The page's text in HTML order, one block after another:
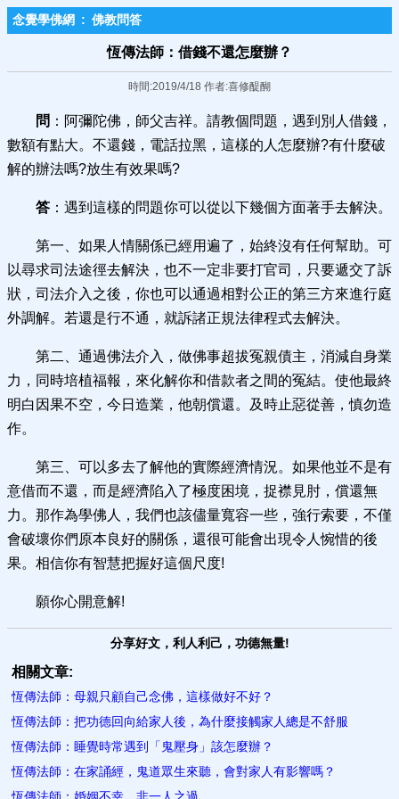
念覺學佛網 : 佛教問答
恆傳法師：借錢不還怎麼辦？
時間:2019/4/18 作者:喜修醍醐
問 ：阿彌陀佛，師父吉祥。請教個問題，遇到別人借錢，
數額有點大。不還錢，電話拉黑，這樣的人怎麼辦?有什麼破
解的辦法嗎?放生有效果嗎?
答 ：遇到這樣的問題你可以從以下幾個方面著手去解決。
第一、如果人情關係已經用遍了，始終沒有任何幫助。可
以尋求司法途徑去解決，也不一定非要打官司，只要遞交了訴
狀，司法介入之後，你也可以通過相對公正的第三方來進行庭
外調解。若還是行不通，就訴諸正規法律程式去解決。
第二、通過佛法介入，做佛事超拔冤親債主，消減自身業
力，同時培植福報，來化解你和借款者之間的冤結。使他最終
明白因果不空，今日造業，他朝償還。及時止惡從善，慎勿造
作。
第三、可以多去了解他的實際經濟情況。如果他並不是有
意借而不還，而是經濟陷入了極度困境，捉襟見肘，償還無
力。那作為學佛人，我們也該儘量寬容一些，強行索要，不僅
會破壞你們原本良好的關係，還很可能會出現令人惋惜的後
果。相信你有智慧把握好這個尺度!
願你心開意解!
分享好文，利人利己，功德無量!
相關文章:
恆傳法師：母親只顧自己念佛，這樣做好不好？
恆傳法師：把功德回向給家人後，為什麼接觸家人總是不舒服
恆傳法師：睡覺時常遇到「鬼壓身」該怎麼辦？
恆傳法師：在家誦經，鬼道眾生來聽，會對家人有影響嗎？